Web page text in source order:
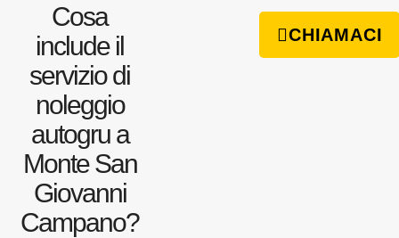
Cosa
include il
servizio di
noleggio
autogru a
Monte San
Giovanni
Campano?
CHIAMACI